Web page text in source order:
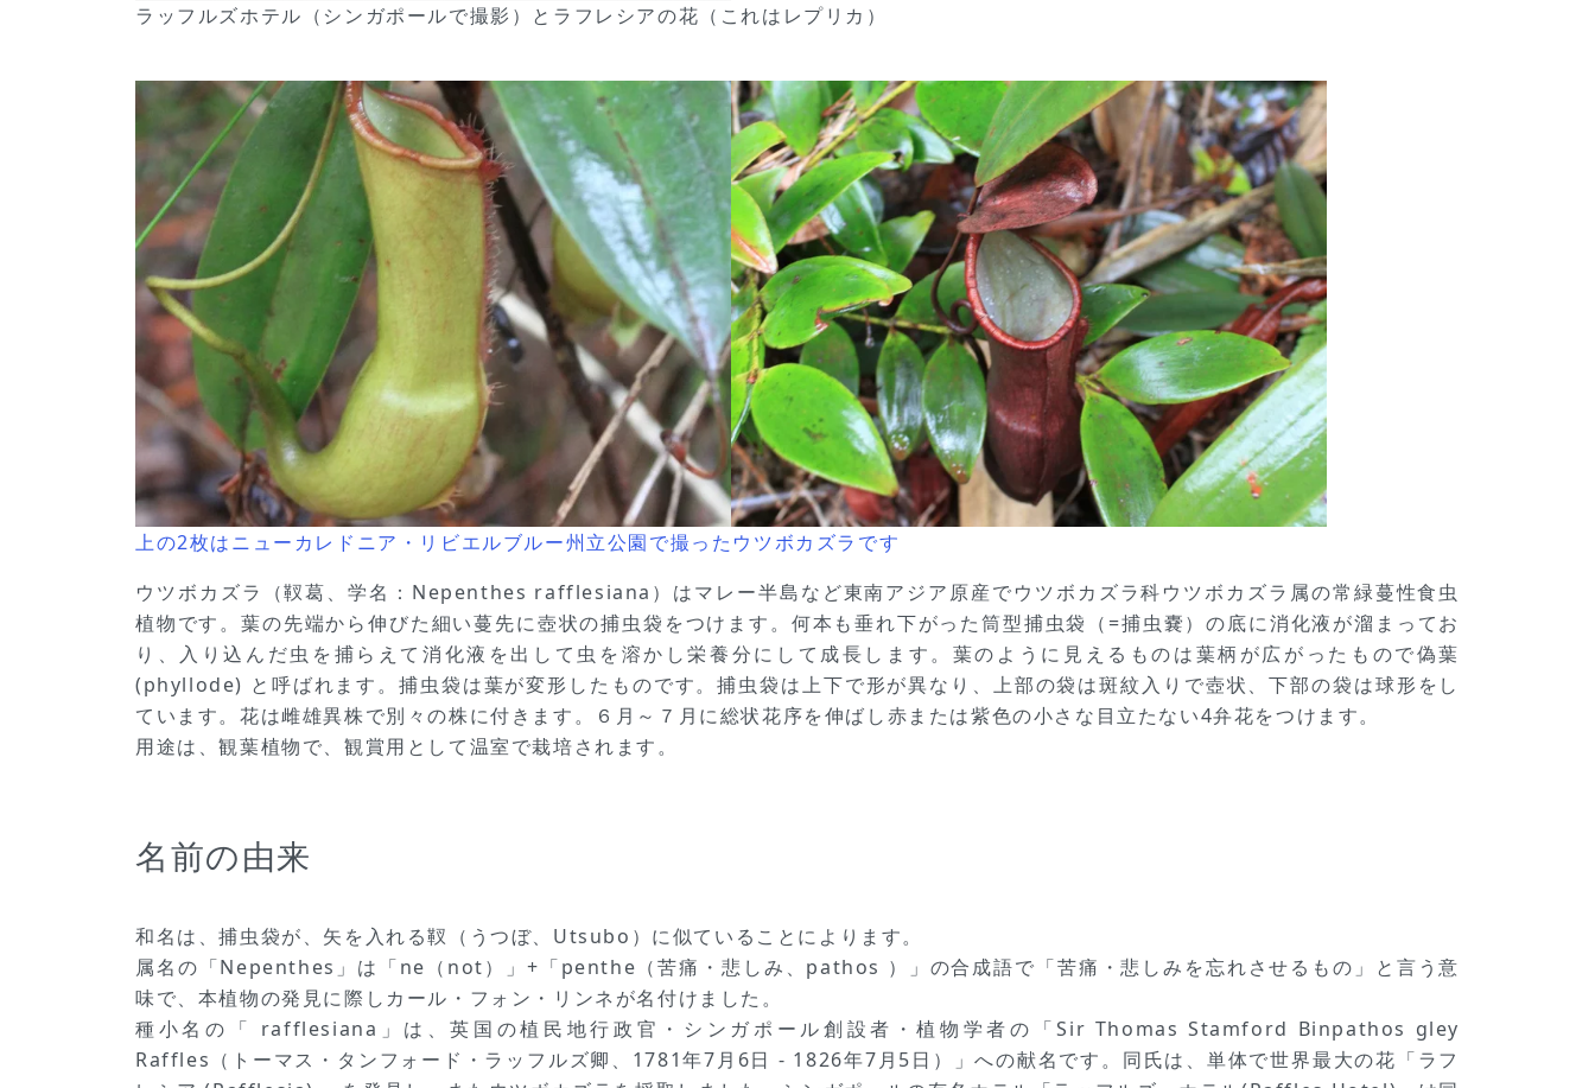
ラッフルズホテル（シンガポールで撮影）とラフレシアの花（これはレプリカ）
上の2枚はニューカレドニア・リビエルブルー州立公園で撮ったウツボカズラです
ウツボカズラ（靫葛、学名：Nepenthes rafflesiana）はマレー半島など東南アジア原産でウツボカズラ科ウツボカズラ属の常緑蔓性食虫
植物です。葉の先端から伸びた細い蔓先に壺状の捕虫袋をつけます。何本も垂れ下がった筒型捕虫袋（=捕虫嚢）の底に消化液が溜まってお
り、入り込んだ虫を捕らえて消化液を出して虫を溶かし栄養分にして成長します。葉のように見えるものは葉柄が広がったもので偽葉
(phyllode) と呼ばれます。捕虫袋は葉が変形したものです。捕虫袋は上下で形が異なり、上部の袋は斑紋入りで壺状、下部の袋は球形をし
ています。花は雌雄異株で別々の株に付きます。６月～７月に総状花序を伸ばし赤または紫色の小さな目立たない4弁花をつけます。
用途は、観葉植物で、観賞用として温室で栽培されます。
名前の由来
和名は、捕虫袋が、矢を入れる靫（うつぼ、Utsubo）に似ていることによります。
属名の「Nepenthes」は「ne（not）」+「penthe（苦痛・悲しみ、pathos ）」の合成語で「苦痛・悲しみを忘れさせるもの」と言う意
味で、本植物の発見に際しカール・フォン・リンネが名付けました。
種小名の「 rafflesiana」は、英国の植民地行政官・シンガポール創設者・植物学者の「Sir Thomas Stamford Binpathos gley
Raffles（トーマス・タンフォード・ラッフルズ卿、1781年7月6日 - 1826年7月5日）」への献名です。同氏は、単体で世界最大の花「ラフ